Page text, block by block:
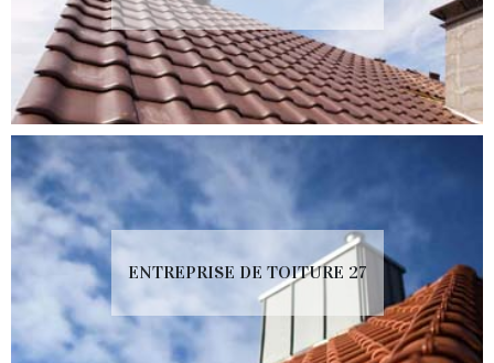
ENTREPRISE DE TOITURE 27